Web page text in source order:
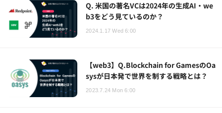
Q. 米国の著名VCは2024年の生成AI・we
b3をどう見ているのか？
2024.1.17 Wed 6:00
【web3】Q.Blockchain for GamesのOa
sysが日本発で世界を制する戦略とは？
2023.7.24 Mon 6:00